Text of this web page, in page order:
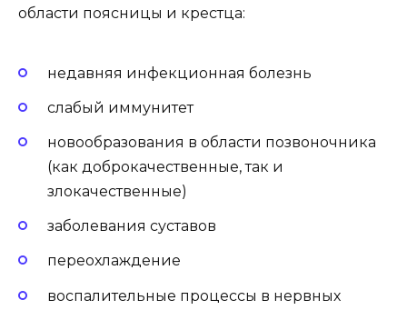
области поясницы и крестца:
недавняя инфекционная болезнь
слабый иммунитет
новообразования в области позвоночника
(как доброкачественные, так и
злокачественные)
заболевания суставов
переохлаждение
воспалительные процессы в нервных